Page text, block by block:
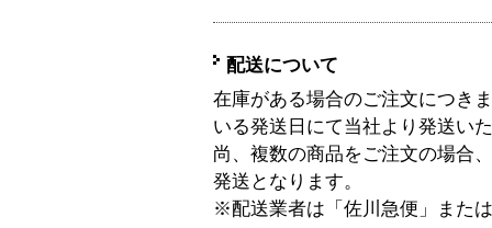
配送について
在庫がある場合のご注文につき
いる発送日にて当社より発送い
尚、複数の商品をご注文の場合
発送となります。
※配送業者は「佐川急便」また